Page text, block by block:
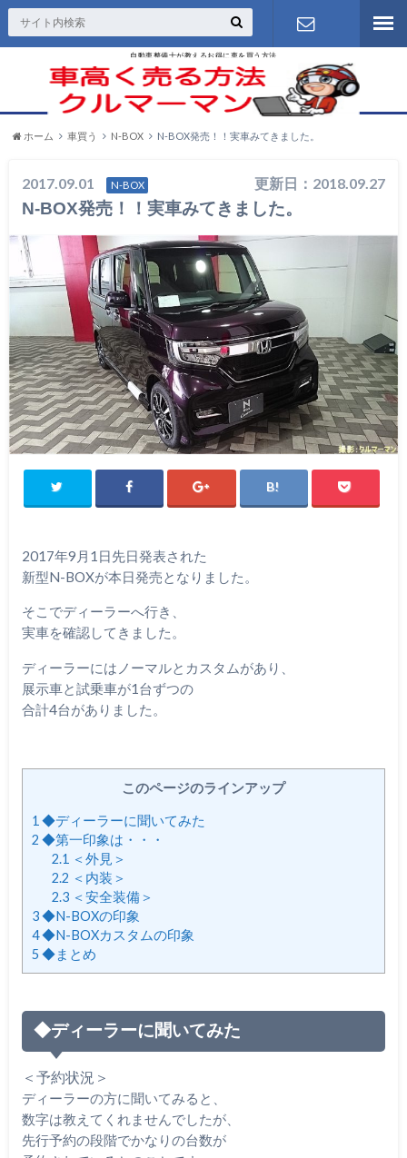
自動車整備士が教えるお得に車を買う方法
お問い合わ
せ
ホーム 車買う N-BOX N-BOX発売！！実車みてきました。
2017.09.01 N-BOX 更新日：2018.09.27
N-BOX発売！！実車みてきました。
2017年9月1日先日発表された
新型N-BOXが本日発売となりました。
そこでディーラーへ行き、
実車を確認してきました。
ディーラーにはノーマルとカスタムがあり、
展示車と試乗車が1台ずつの
合計4台がありました。
このページのラインアップ
1 ◆ディーラーに聞いてみた
2 ◆第一印象は・・・
2.1 ＜外見＞
2.2 ＜内装＞
2.3＜安全装備＞
3◆N-BOXの印象
4◆N-BOXカスタムの印象
5 ◆まとめ
◆ディーラーに聞いてみた
＜予約状況＞
ディーラーの方に聞いてみると、
数字は教えてくれませんでしたが、
先行予約の段階でかなりの台数が